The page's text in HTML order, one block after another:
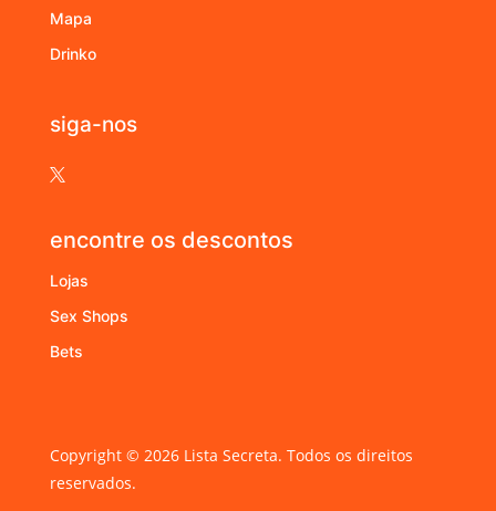
Mapa
Drinko
siga-nos

encontre os descontos
Lojas
Sex Shops
Bets
Copyright © 2026 Lista Secreta. Todos os direitos
reservados.